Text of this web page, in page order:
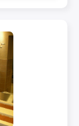
取付け・そ
細につき
、油汚れが
問題に ▶
各種指定
ブ）